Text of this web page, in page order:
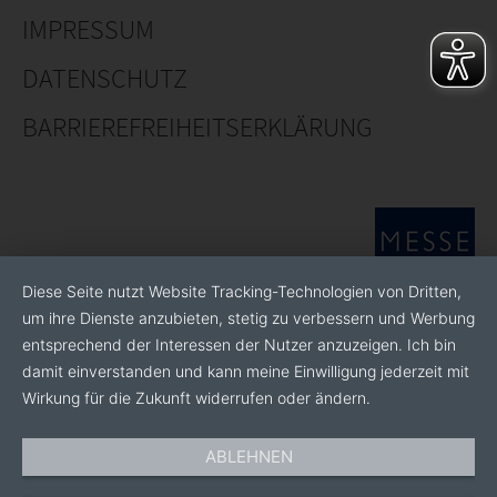
und sicher stufenlos höhenverstellen. (patentrechtlich
geschützt) Auch wird ein ungewolltes Absacken der
Tischplatte verhindert, ein wichtiger Beitrag zum
Auf Basis unserer standardisierten Grundmodelle
Sitz-Arbeitsplatz. Zusätzlich bieten wir Anbauten für
jede Arbeits- und Montagesituation vor Ort. Wir
beraten Sie ausführlich und fertigen vorab eine
Konstruktionsskizze.
Höchste Qualität
IMPRESSUM
DATENSCHUTZ
BARRIEREFREIHEITSERKLÄRUNG
Diese Seite nutzt Website Tracking-Technologien von Dritten,
um ihre Dienste anzubieten, stetig zu verbessern und Werbung
entsprechend der Interessen der Nutzer anzuzeigen. Ich bin
damit einverstanden und kann meine Einwilligung jederzeit mit
Wirkung für die Zukunft widerrufen oder ändern.
ABLEHNEN